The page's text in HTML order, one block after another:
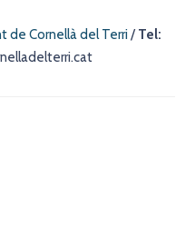
de Cornellà del Terri /Tel: